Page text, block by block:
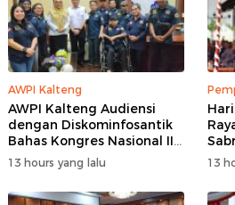
AWPI Kalteng
AWPI Kalteng Audiensi
dengan Diskominfosantik
Bahas Kongres Nasional II
AWPI
13 hours yang lalu 13